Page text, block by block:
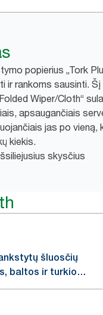
popierius „Tork
ir rankoms sausinti. Šį
Wiper/Cloth“
apsaugančiais
jas po vieną,
kiekis.
skysčius
šluosčių
baltos ir turkio